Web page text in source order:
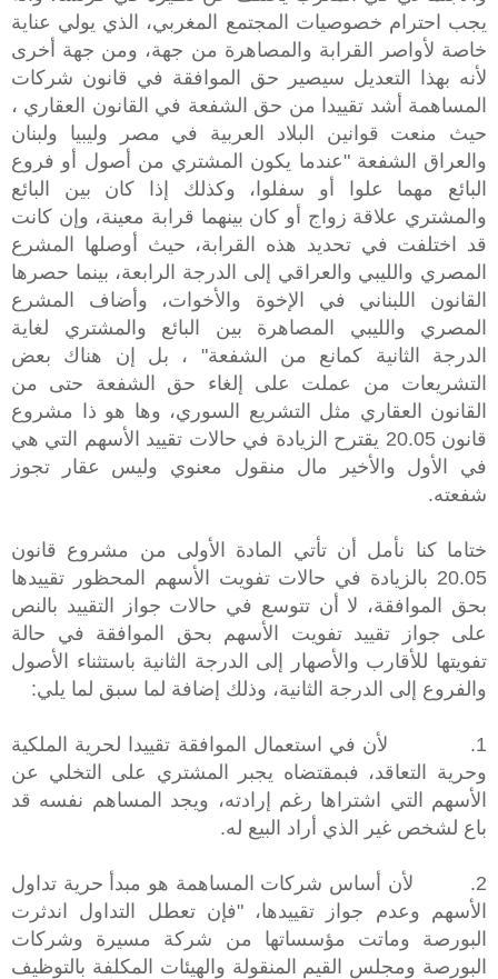
يجب احترام خصوصيات المجتمع المغربي، الذي يولي عناية
خاصة لأواصر القرابة والمصاهرة من جهة، ومن جهة أخرى
لأنه بهذا التعديل سيصير حق الموافقة في قانون شركات
المساهمة أشد تقييدا من حق الشفعة في القانون العقاري ،
حيث منعت قوانين البلاد العربية في مصر وليبيا ولبنان
والعراق الشفعة "عندما يكون المشتري من أصول أو فروع
البائع مهما علوا أو سفلوا، وكذلك إذا كان بين البائع
والمشتري علاقة زواج أو كان بينهما قرابة معينة، وإن كانت
قد اختلفت في تحديد هذه القرابة، حيث أوصلها المشرع
المصري والليبي والعراقي إلى الدرجة الرابعة، بينما حصرها
القانون اللبناني في الإخوة والأخوات، وأضاف المشرع
المصري والليبي المصاهرة بين البائع والمشتري لغاية
الدرجة الثانية كمانع من الشفعة" ، بل إن هناك بعض
التشريعات من عملت على إلغاء حق الشفعة حتى من
القانون العقاري مثل التشريع السوري، وها هو ذا مشروع
قانون 20.05 يقترح الزيادة في حالات تقييد الأسهم التي هي
في الأول والأخير مال منقول معنوي وليس عقار تجوز
شفعته.
ختاما كنا نأمل أن تأتي المادة الأولى من مشروع قانون
20.05 بالزيادة في حالات تفويت الأسهم المحظور تقييدها
بحق الموافقة، لا أن تتوسع في حالات جواز التقييد بالنص
على جواز تقييد تفويت الأسهم بحق الموافقة في حالة
تفويتها للأقارب والأصهار إلى الدرجة الثانية باستثناء الأصول
والفروع إلى الدرجة الثانية، وذلك إضافة لما سبق لما يلي:
1.
لأن في استعمال الموافقة تقييدا لحرية الملكية
وحرية التعاقد، فبمقتضاه يجبر المشتري على التخلي عن
الأسهم التي اشتراها رغم إرادته، ويجد المساهم نفسه قد
باع لشخص غير الذي أراد البيع له.
2.
لأن أساس شركات المساهمة هو مبدأ حرية تداول
الأسهم وعدم جواز تقييدها، "فإن تعطل التداول اندثرت
البورصة وماتت مؤسساتها من شركة مسيرة وشركات
البورصة ومجلس القيم المنقولة والهيئات المكلفة بالتوظيف